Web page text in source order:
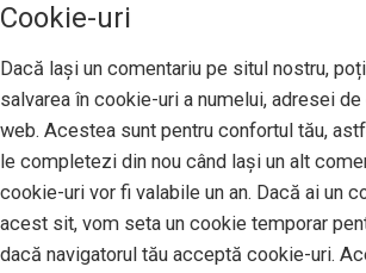
Cookie-uri
Dacă lași un comentariu pe situl nostru,
salvarea în cookie-uri a numelui, adresei
web. Acestea sunt pentru confortul tău,
le completezi din nou când lași un alt
cookie-uri vor fi valabile un an. Dacă ai un
acest sit, vom seta un cookie temporar
dacă navigatorul tău acceptă cookie-uri.